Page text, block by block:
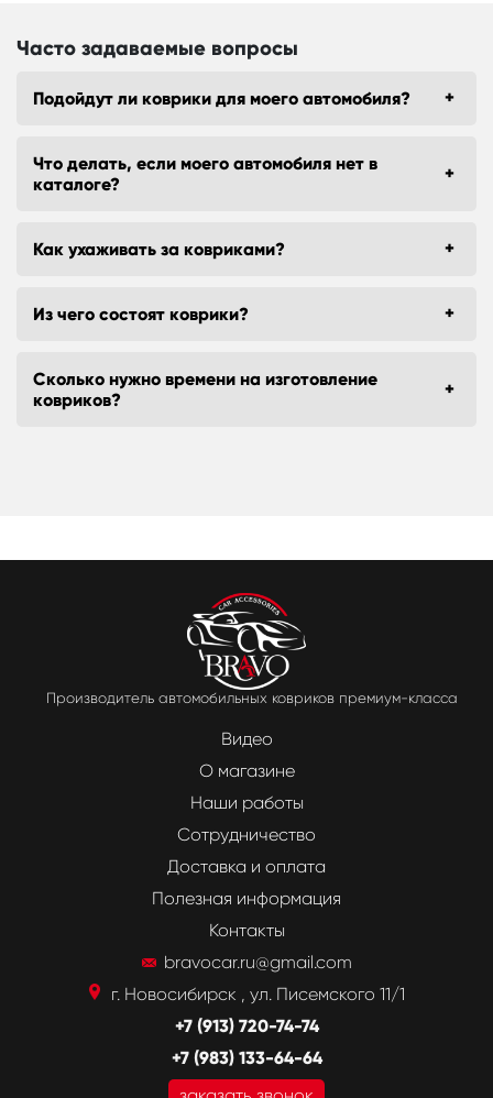
Часто задаваемые вопросы
Подойдут ли коврики для моего автомобиля?
Что делать, если моего автомобиля нет в
каталоге?
Как ухаживать за ковриками?
Из чего состоят коврики?
Сколько нужно времени на изготовление
ковриков?
Производитель автомобильных ковриков премиум-класса
Видео
О магазине
Наши работы
Сотрудничество
Доставка и оплата
Полезная информация
Контакты
bravocar.ru@gmail.com
г. Новосибирск , ул. Писемского 11/1
+7 (913) 720-74-74
+7 (983) 133-64-64